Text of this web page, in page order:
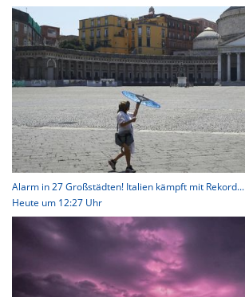
Alarm in 27 Großstädten! Italien kämpft mit Rekord...
Heute um 12:27 Uhr